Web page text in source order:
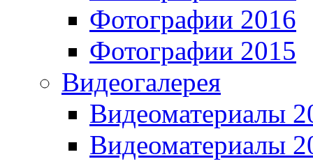
Фотографии 2016
Фотографии 2015
Видеогалерея
Видеоматериалы
Видеоматериалы